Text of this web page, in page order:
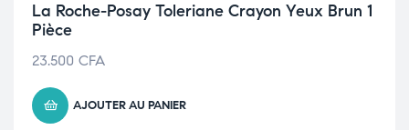
La Roche-Posay Toleriane Crayon Yeux Brun 1
Pièce
23.500 CFA
AJOUTER AU PANIER